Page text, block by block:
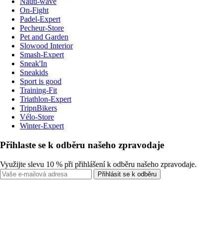
On-Fight
Padel-Expert
Pecheur-Store
Pet and Garden
Slowood Interior
Smash-Expert
Sneak'In
Sneakids
Sport is good
Training-Fit
Triathlon-Expert
TripnBikers
Vélo-Store
Winter-Expert
Přihlaste se k odběru našeho zpravodaje
Využijte slevu 10 % při přihlášení k odběru našeho zpravodaje.
Přihlásit se k odběru